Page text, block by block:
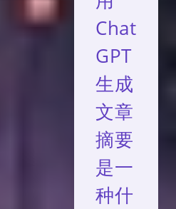
Chat
GPT
生成
文章
摘要
是一
种什